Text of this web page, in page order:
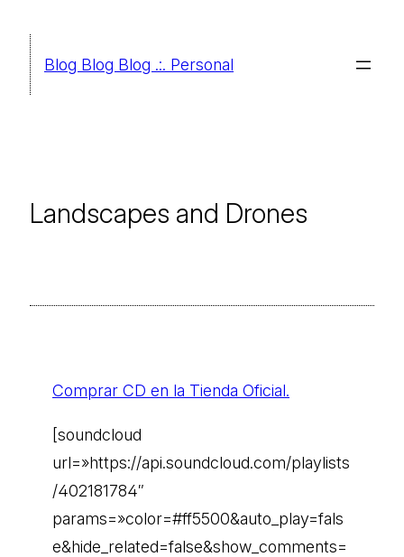
contenido
Blog Blog Blog .:. Personal
Landscapes and Drones
Comprar CD en la Tienda Oficial.
[soundcloud
url=»https://api.soundcloud.com/playlists
/402181784″
params=»color=#ff5500&auto_play=fals
e&hide_related=false&show_comments=